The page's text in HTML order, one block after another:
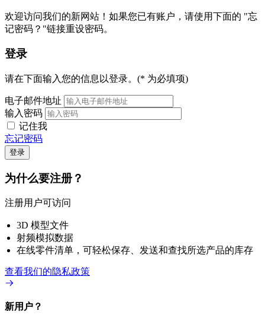
欢迎访问我们的新网站！如果您已有账户，请使用下面的 "忘
记密码？"链接重设密码。
登录
请在下面输入您的信息以登录。(* 为必填项)
电子邮件地址
输入密码
记住我
忘记密码
登录
为什么要注册？
注册用户可访问
3D 模型文件
射频模拟数据
在线零件清单，可轻松保存、发送和查找所选产品的库存
查看我们的隐私政策
新用户？